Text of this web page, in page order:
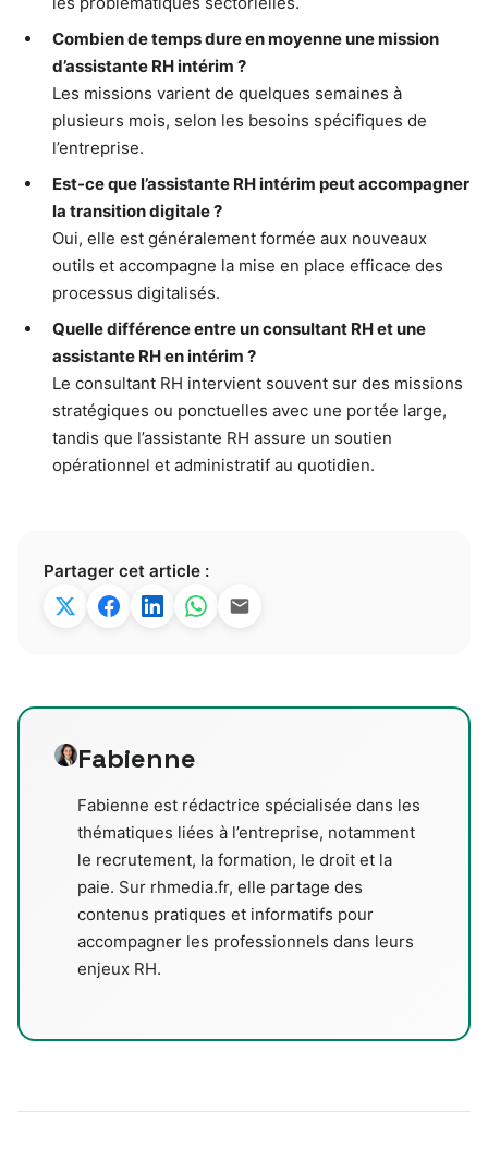
Combien de temps dure en moyenne une mission
d’assistante RH intérim ?
Les missions varient de quelques semaines à
plusieurs mois, selon les besoins spécifiques de
l’entreprise.
Est-ce que l’assistante RH intérim peut accompagner
la transition digitale ?
Oui, elle est généralement formée aux nouveaux
outils et accompagne la mise en place efficace des
processus digitalisés.
Quelle différence entre un consultant RH et une
assistante RH en intérim ?
Le consultant RH intervient souvent sur des missions
stratégiques ou ponctuelles avec une portée large,
tandis que l’assistante RH assure un soutien
opérationnel et administratif au quotidien.
Partager cet article :
Fabienne
Fabienne est rédactrice spécialisée dans les
thématiques liées à l’entreprise, notamment
le recrutement, la formation, le droit et la
paie. Sur rhmedia.fr, elle partage des
contenus pratiques et informatifs pour
accompagner les professionnels dans leurs
enjeux RH.